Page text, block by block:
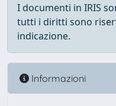
I documenti in IRIS
tutti i diritti sono
indicazione.
Informazioni